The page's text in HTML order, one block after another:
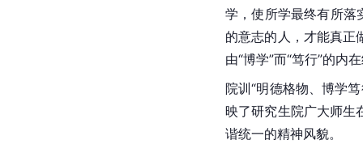
学，使所学最终有所落
的意志的人，才能真正
由“博学”而“笃行”的内
院训“明德格物、博学
映了研究生院广大师生
谐统一的精神风貌。